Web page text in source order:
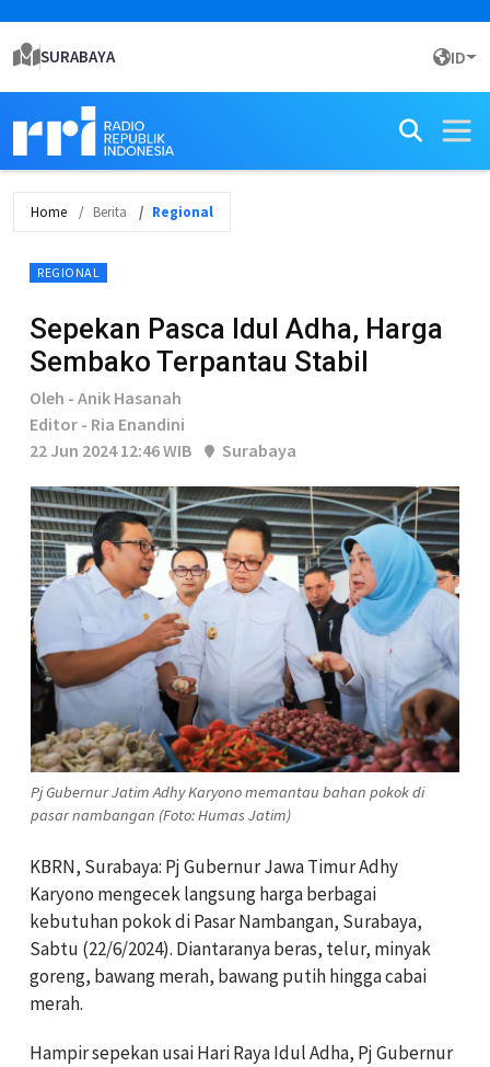
SURABAYA ID
Home Berita Regional
REGIONAL
Sepekan Pasca Idul Adha, Harga
Sembako Terpantau Stabil
Oleh - Anik Hasanah
Editor - Ria Enandini
22 Jun 2024 12:46 WIB
Surabaya
Pj Gubernur Jatim Adhy Karyono memantau bahan pokok di
pasar nambangan (Foto: Humas Jatim)
KBRN, Surabaya: Pj Gubernur Jawa Timur Adhy
Karyono mengecek langsung harga berbagai
kebutuhan pokok di Pasar Nambangan, Surabaya,
Sabtu (22/6/2024). Diantaranya beras, telur, minyak
goreng, bawang merah, bawang putih hingga cabai
merah.
Hampir sepekan usai Hari Raya Idul Adha, Pj Gubernur